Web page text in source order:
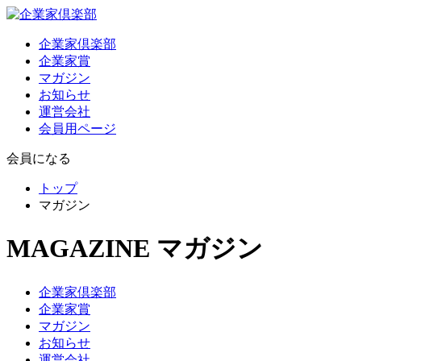
企業家倶楽部
企業家賞
マガジン
お知らせ
運営会社
会員用ページ
会員になる
トップ
マガジン
MAGAZINE マガジン
企業家倶楽部
企業家賞
マガジン
お知らせ